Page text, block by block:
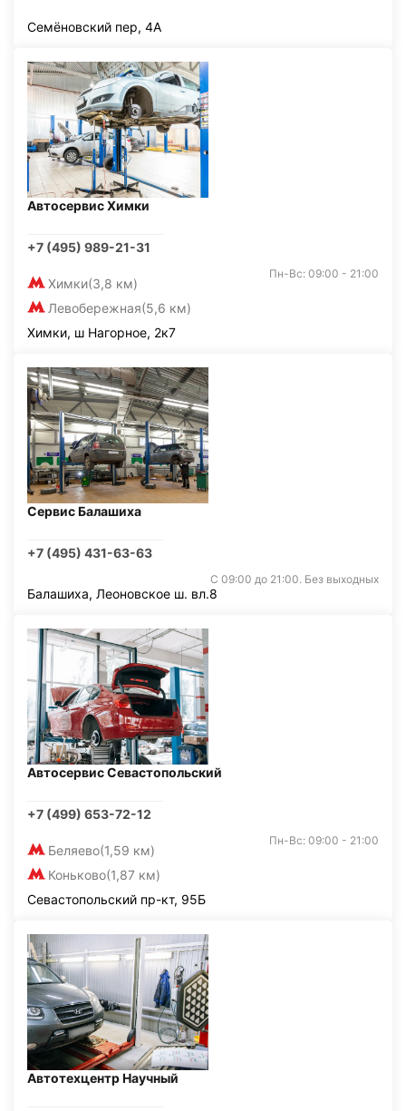
Семёновский пер, 4А
Автосервис Химки
+7 (495) 989-21-31
Химки(3,8 км)
Левобережная(5,6 км)
Пн-Вс: 09:00 - 21:00
Химки, ш Нагорное, 2к7
Сервис Балашиха
+7 (495) 431-63-63
С 09:00 до 21:00. Без выходных
Балашиха, Леоновское ш. вл.8
Автосервис Севастопольский
+7 (499) 653-72-12
Беляево(1,59 км)
Коньково(1,87 км)
Пн-Вс: 09:00 - 21:00
Севастопольский пр-кт, 95Б
Автотехцентр Научный